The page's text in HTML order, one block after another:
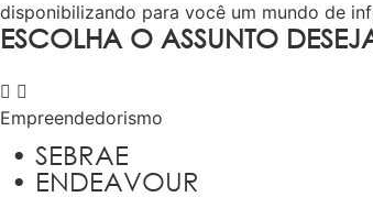
disponibilizando para você um mundo de
ESCOLHA O ASSUNTO
Empreendedorismo
• SEBRAE
• ENDEAVOUR